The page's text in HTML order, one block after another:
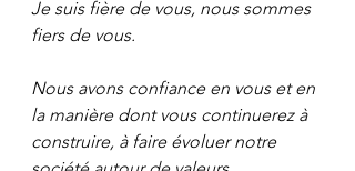
Je suis fière de vous, nous sommes
fiers de vous.
Nous avons confiance en vous et en
la manière dont vous continuerez à
construire, à faire évoluer notre